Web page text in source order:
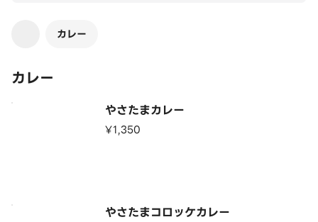
カレー
カレー
やさたまカレー
¥1,350
やさたまコロッケカレー